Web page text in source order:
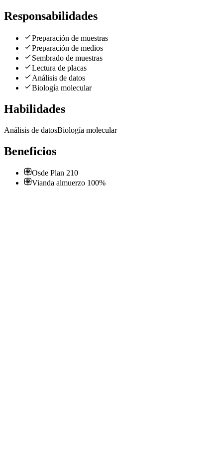
Responsabilidades
Preparación de muestras
Preparación de medios
Sembrado de muestras
Lectura de placas
Análisis de datos
Biología molecular
Habilidades
Análisis de datosBiología molecular
Beneficios
Osde Plan 210
Vianda almuerzo 100%